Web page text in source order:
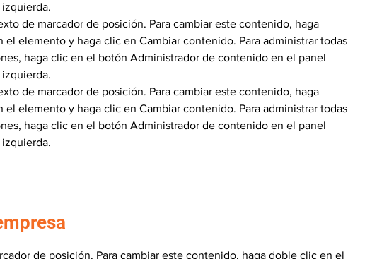
de marcador de posición. Para cambiar este contenido, haga
el elemento y haga clic en Cambiar contenido. Para administrar todas
haga clic en el botón Administrador de contenido en el panel
de marcador de posición. Para cambiar este contenido, haga
el elemento y haga clic en Cambiar contenido. Para administrar todas
haga clic en el botón Administrador de contenido en el panel
de posición. Para cambiar este contenido, haga doble clic en el